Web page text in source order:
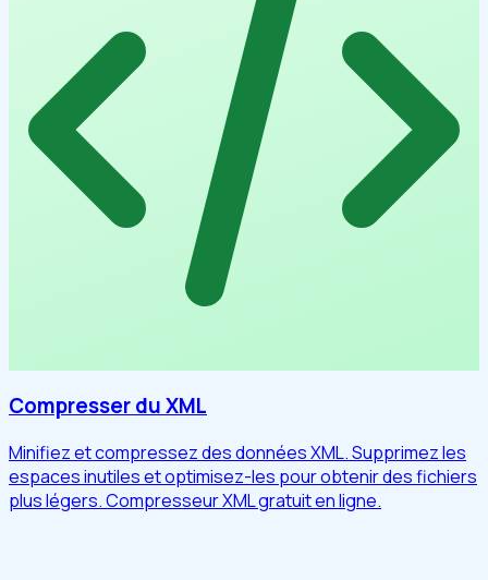
Compresser du XML
Minifiez et compressez des données XML. Supprimez les
espaces inutiles et optimisez-les pour obtenir des fichiers
plus légers. Compresseur XML gratuit en ligne.